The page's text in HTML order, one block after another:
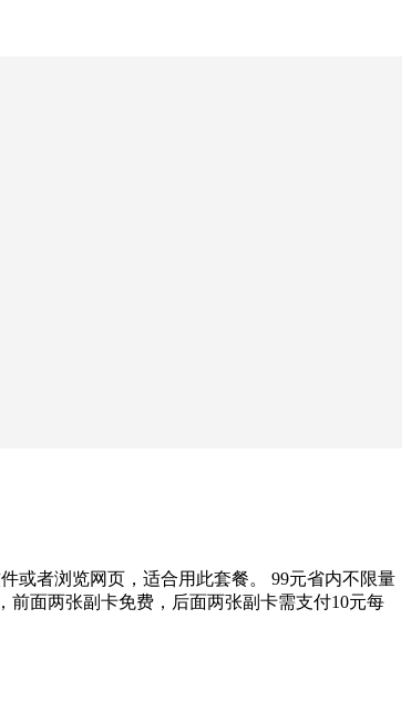
或者浏览网页，适合用此套餐。 99元省内不限量
面两张副卡免费，后面两张副卡需支付10元每